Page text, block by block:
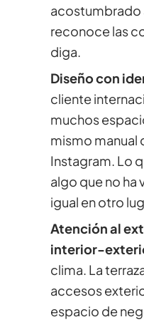
acostumbrado
reconoce las
diga.
Diseño con
cliente
muchos
mismo manual
Instagram. Lo
algo que no
igual en otro
Atención al
interior-
clima. La
accesos
espacio de